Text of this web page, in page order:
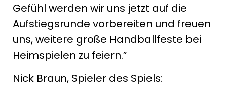
Gefühl werden wir uns jetzt auf die
Aufstiegsrunde vorbereiten und freuen
uns, weitere große Handballfeste bei
Heimspielen zu feiern.”
Nick Braun, Spieler des Spiels: